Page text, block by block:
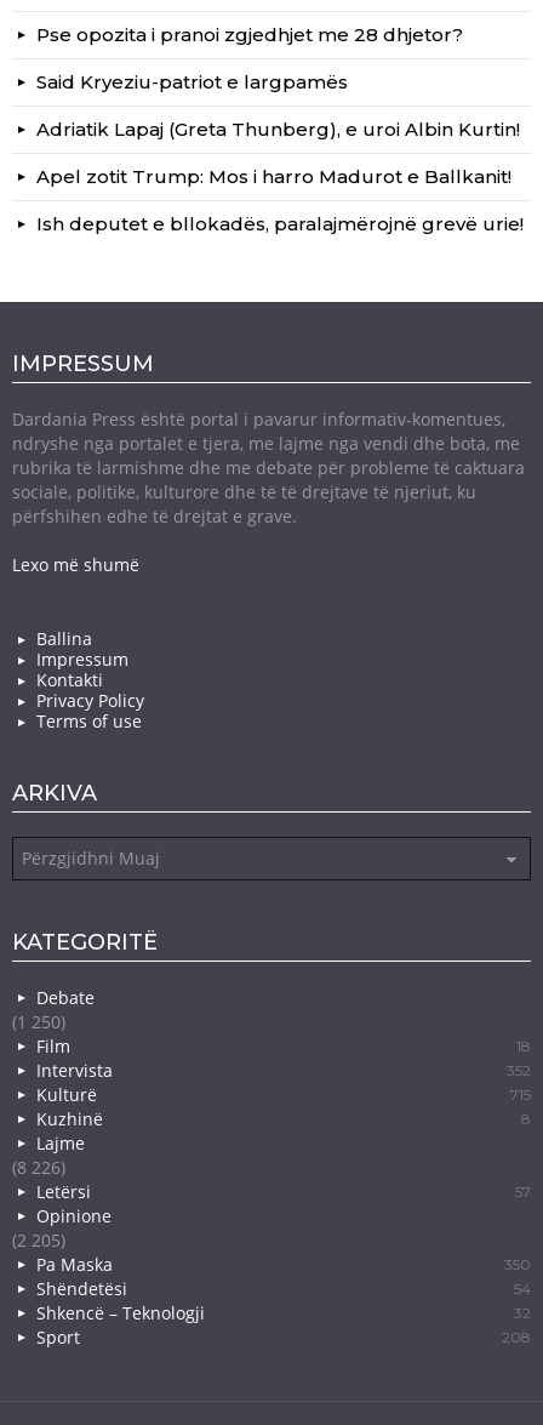
Pse opozita i pranoi zgjedhjet me 28 dhjetor?
Said Kryeziu-patriot e largpamës
Adriatik Lapaj (Greta Thunberg), e uroi Albin Kurtin!
Apel zotit Trump: Mos i harro Madurot e Ballkanit!
Ish deputet e bllokadës, paralajmërojnë grevë urie!
IMPRESSUM
Dardania Press është portal i pavarur informativ-komentues,
ndryshe nga portalet e tjera, me lajme nga vendi dhe bota, me
rubrika të larmishme dhe me debate për probleme të caktuara
sociale, politike, kulturore dhe të të drejtave të njeriut, ku
përfshihen edhe të drejtat e grave.
Lexo më shumë
Ballina
Impressum
Kontakti
Privacy Policy
Terms of use
ARKIVA
KATEGORITË
Debate
(1 250)
Film
18
Intervista 352
Kulturë 715
Kuzhinë 8
Lajme
(8 226)
Letërsi
57
Opinione
(2 205)
Pa Maska
350
Shëndetësi 54
Shkencë – Teknologji 32
Sport 208